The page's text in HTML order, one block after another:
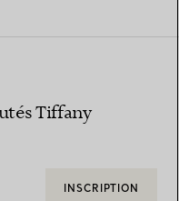
Tiffany
INSCRIPTION